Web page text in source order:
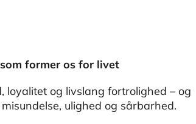
former os for livet
og livslang fortrolighed – og
ulighed og sårbarhed.